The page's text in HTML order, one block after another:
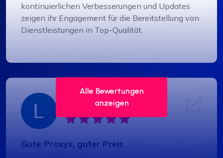
kontinuierlichen Verbesserungen und Updates
zeigen ihr Engagement für die Bereitstellung von
Dienstleistungen in Top-Qualität.
Liam Martinez
Gute Proxys, guter Preis
Alle Bewertungen
anzeigen